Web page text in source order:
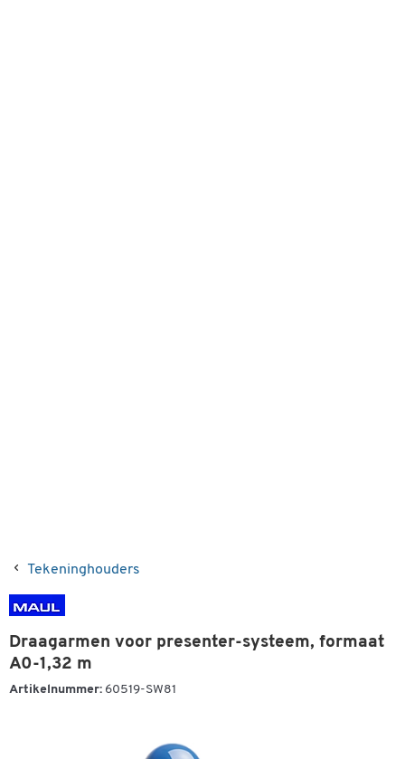
Tekeninghouders
Draagarmen voor presenter-systeem, formaat
A0-1,32 m
Artikelnummer: 60519-SW81